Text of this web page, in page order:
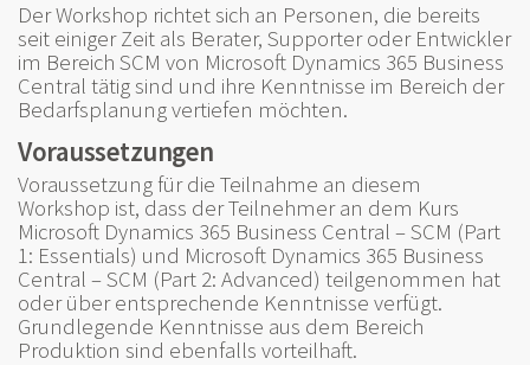
Der Workshop richtet sich an Personen, die bereits
seit einiger Zeit als Berater, Supporter oder Entwickler
im Bereich SCM von Microsoft Dynamics 365 Business
Central tätig sind und ihre Kenntnisse im Bereich der
Bedarfsplanung vertiefen möchten.
Voraussetzungen
Voraussetzung für die Teilnahme an diesem
Workshop ist, dass der Teilnehmer an dem Kurs
Microsoft Dynamics 365 Business Central – SCM (Part
1: Essentials) und Microsoft Dynamics 365 Business
Central – SCM (Part 2: Advanced) teilgenommen hat
oder über entsprechende Kenntnisse verfügt.
Grundlegende Kenntnisse aus dem Bereich
Produktion sind ebenfalls vorteilhaft.